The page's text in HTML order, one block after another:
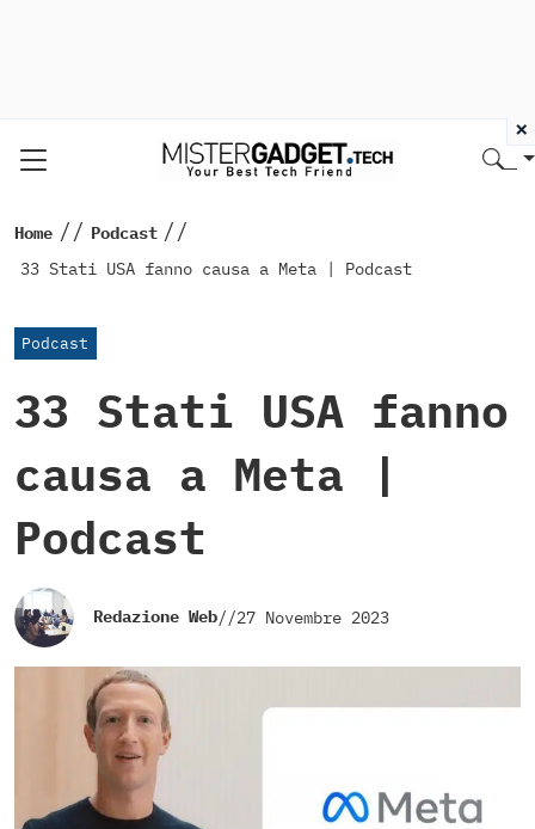
Home // Podcast //
33 Stati USA fanno causa a Meta | Podcast
Podcast
33 Stati USA fanno
causa a Meta |
Podcast
Redazione Web//27 Novembre 2023
×